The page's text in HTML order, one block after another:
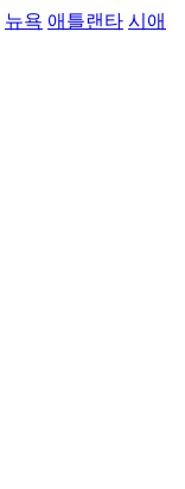
뉴욕 애틀랜타 시애